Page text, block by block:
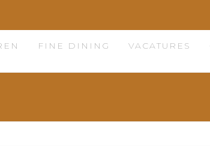
FINE DINING VACATURES